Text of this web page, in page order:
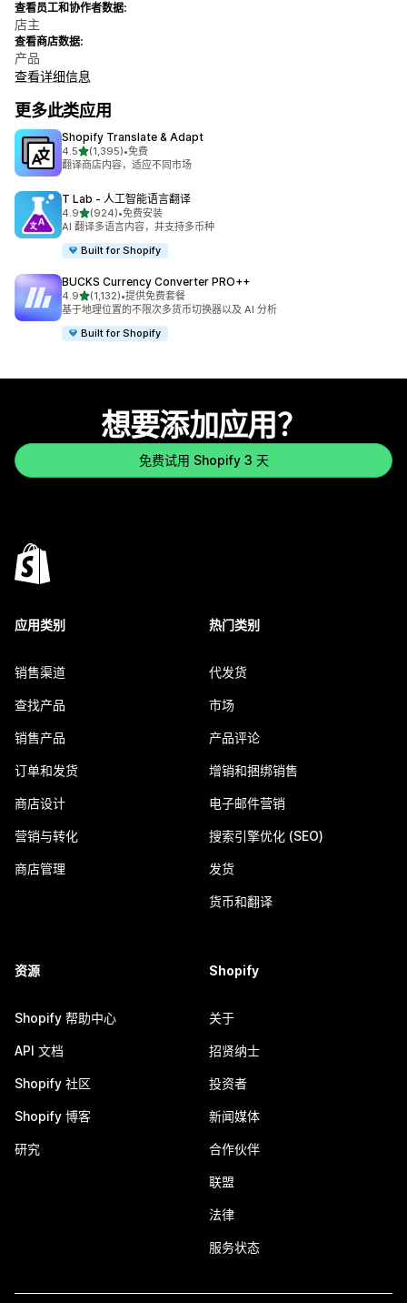
查看员工和协作者数据:
店主
查看商店数据:
产品
查看详细信息
更多此类应用
Shopify Translate & Adapt
4.5星（满分 5 星）
(1,395)
总共 1395 条评论
•免费
翻译商店内容，适应不同市场
T Lab ‑ 人工智能语言翻译
4.9星（满分 5 星）
(924)
总共 924 条评论
•免费安装
AI 翻译多语言内容，并支持多币种
Built for Shopify
BUCKS Currency Converter PRO++
4.9星（满分 5 星）
(1,132)
总共 1132 条评论
•提供免费套餐
基于地理位置的不限次多货币切换器以及 AI 分析
Built for Shopify
想要添加应用？
免费试用 Shopify 3 天
应用类别
销售渠道
查找产品
销售产品
订单和发货
商店设计
营销与转化
商店管理
热门类别
代发货
市场
产品评论
增销和捆绑销售
电子邮件营销
搜索引擎优化 (SEO)
发货
货币和翻译
资源
Shopify 帮助中心
API 文档
Shopify 社区
Shopify 博客
研究
Shopify
关于
招贤纳士
投资者
新闻媒体
合作伙伴
联盟
法律
服务状态